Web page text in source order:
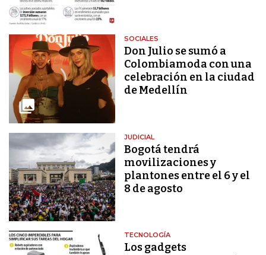
SOCIALES
Don Julio se sumó a
Colombiamoda con una
celebración en la ciudad
de Medellín
JUDICIAL
Bogotá tendrá
movilizaciones y
plantones entre el 6 y el
8 de agosto
TECNOLOGÍA
Los gadgets